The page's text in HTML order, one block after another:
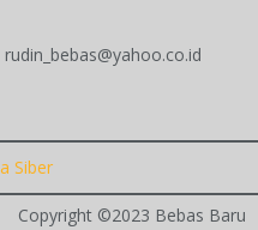
Siber
Copyright ©2023 Bebas Baru